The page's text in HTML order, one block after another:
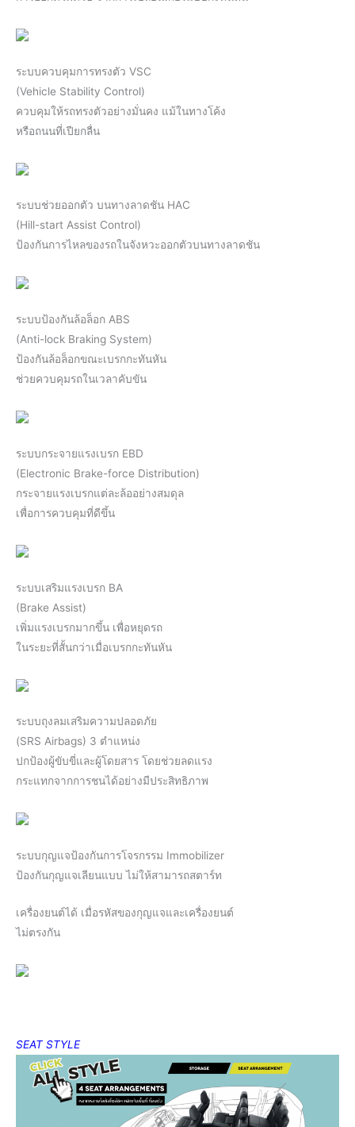
ระบบควบคุมการทรงตัว VSC
(Vehicle Stability Control)
ควบคุมให้รถทรงตัวอย่างมั่นคง แม้ในทางโค้ง
หรือถนนที่เปียกลื่น
ระบบช่วยออกตัว บนทางลาดชัน HAC
(Hill-start Assist Control)
ป้องกันการไหลของรถในจังหวะออกตัวบนทางลาดชัน
ระบบป้องกันล้อล็อก ABS
(Anti-lock Braking System)
ป้องกันล้อล็อกขณะเบรกกะทันหัน
ช่วยควบคุมรถในเวลาคับขัน
ระบบกระจายแรงเบรก EBD
(Electronic Brake-force Distribution)
กระจายแรงเบรกแต่ละล้ออย่างสมดุล
เพื่อการควบคุมที่ดีขึ้น
ระบบเสริมแรงเบรก BA
(Brake Assist)
เพิ่มแรงเบรกมากขึ้น เพื่อหยุดรถ
ในระยะที่สั้นกว่าเมื่อเบรกกะทันหัน
ระบบถุงลมเสริมความปลอดภัย
(SRS Airbags) 3 ตําแหน่ง
ปกป้องผู้ขับขี่และผู้โดยสาร โดยช่วยลดแรง
กระแทกจากการชนได้อย่างมีประสิทธิภาพ
ระบบกุญแจป้องกันการโจรกรรม Immobilizer
ป้องกันกุญแจเลียนแบบ ไม่ให้สามารถสตาร์ท
เครื่องยนต์ได้ เมื่อรหัสของกุญแจและเครื่องยนต์
ไม่ตรงกัน
SEAT STYLE